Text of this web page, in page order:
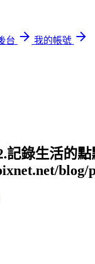
台
我的帳號
記錄生活的
blog/